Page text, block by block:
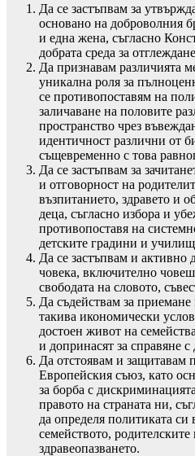
Да се застъпвам за
основано на доброволния
и една жена, съгласно
добрата среда за
Да признавам различията
уникална роля за
се противопоставям на
заличаване на половите
пространство чрез
идентичност различни от
същевременно с това
Да се застъпвам за
и отговорност на
възпитанието, здравето и
деца, съгласно избора и
противопоставя на
детските градини и
Да се застъпвам и активно
човека, включително
свободата на словото,
Да съдействам за
такива икономически
достоен живот на
и допринасят за справяне с
Да отстоявам и защитавам
Европейския съюз, като
за борба с
правото на страната ни,
да определя политиката си
семейството,
здравеопазването.